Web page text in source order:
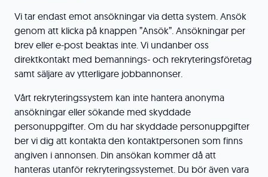
Vi tar endast emot ansökningar via detta system. Ansök
genom att klicka på knappen ”Ansök”. Ansökningar per
brev eller e-post beaktas inte. Vi undanber oss
direktkontakt med bemannings- och rekryteringsföretag
samt säljare av ytterligare jobbannonser.
Vårt rekryteringssystem kan inte hantera anonyma
ansökningar eller sökande med skyddade
personuppgifter. Om du har skyddade personuppgifter
ber vi dig att kontakta den kontaktpersonen som finns
angiven i annonsen. Din ansökan kommer då att
hanteras utanför rekryteringssystemet. Du bör även vara